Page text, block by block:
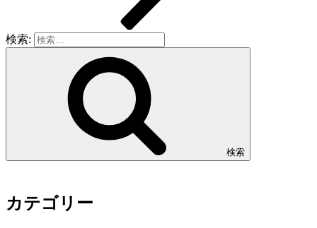
検索:
検索
カテゴリー